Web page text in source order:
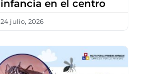
infancia en el centro
24 julio, 2026